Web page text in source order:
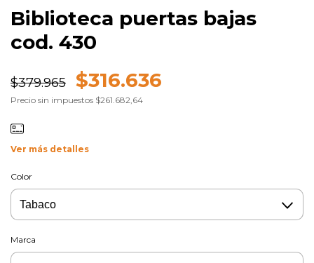
Biblioteca puertas bajas
cod. 430
$379.965 $316.636
Precio sin impuestos $261.682,64
Ver más detalles
Color
Marca